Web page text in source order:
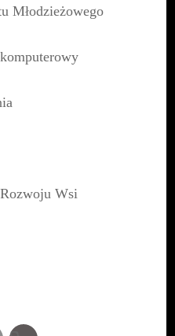
Młodzieżowego
Wsi